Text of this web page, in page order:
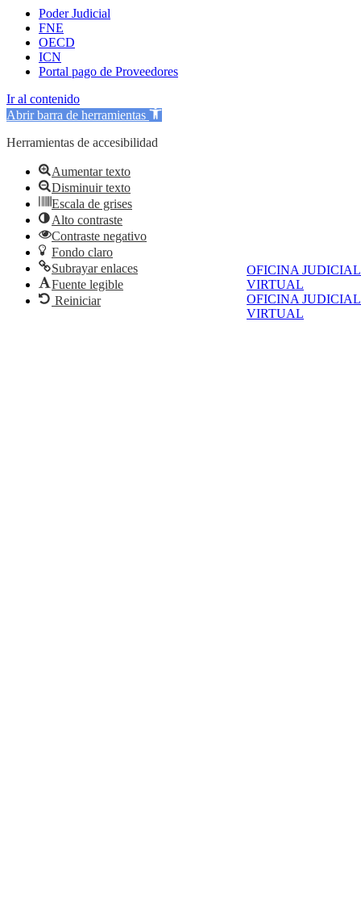
OFICINA JUDICIAL
VIRTUAL
OFICINA JUDICIAL
VIRTUAL
Poder Judicial
FNE
OECD
ICN
Portal pago de Proveedores
Ir al contenido
Abrir barra de herramientas
Herramientas de accesibilidad
Aumentar texto
Disminuir texto
Escala de grises
Alto contraste
Contraste negativo
Fondo claro
Subrayar enlaces
Fuente legible
Reiniciar